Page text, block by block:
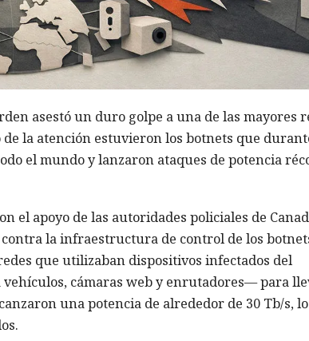
asestó un duro golpe a una de las mayores
la atención estuvieron los botnets que
el mundo y lanzaron ataques de potencia
el apoyo de las autoridades policiales de
la infraestructura de control de los
que utilizaban dispositivos infectados del
cámaras web y enrutadores— para
una potencia de alrededor de 30 Tb/s,